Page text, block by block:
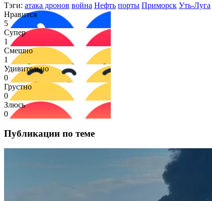
Тэги: атака дронов война Нефть порты Приморск Уть-Луга
Нравится
5
Супер
1
Смешно
1
Удивительно
0
Грустно
0
Злюсь
0
Публикации по теме